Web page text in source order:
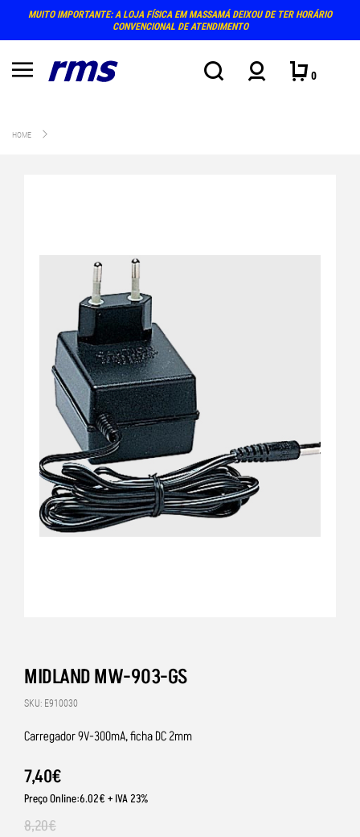
MUITO IMPORTANTE: A LOJA FÍSICA EM MASSAMÁ DEIXOU DE TER HORÁRIO
CONVENCIONAL DE ATENDIMENTO
0
HOME
MIDLAND MW-903-GS
SKU: E910030
Carregador 9V-300mA, ficha DC 2mm
7,40€
Preço Online:6.02€ + IVA 23%
8,20€